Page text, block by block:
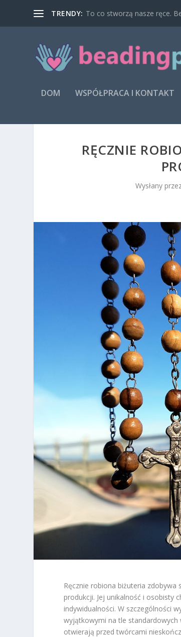
TRENDY: To co stworzą nasze ręce.
DOM WSPÓŁPRACA I KONTAKT
RĘCZNIE
Wysłany
Ręcznie robiona biżuteria
produkcji. Jej unikalność i osobisty
indywidualności. W szczególności
wyjątkowymi na tle standardowych
otwierają przed twórcami